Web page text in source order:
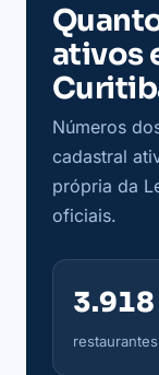
ativos
Números
cadastral
própria da
oficiais.
3.918